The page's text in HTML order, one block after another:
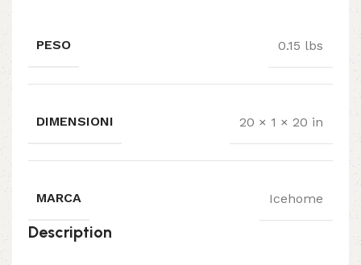
PESO 0.15 lbs
DIMENSIONI 20 × 1 × 20 in
MARCA Icehome
Description